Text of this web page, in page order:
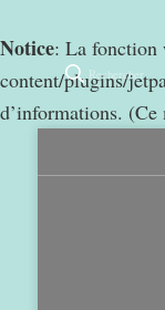
Notice: La fonction
content/plugins/
d’informations.
Rechercher